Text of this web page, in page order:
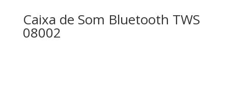
Caixa de Som Bluetooth TWS
08002